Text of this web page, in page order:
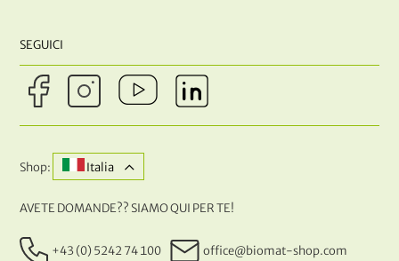
SEGUICI
Shop: Italia
AVETE DOMANDE?? SIAMO QUI PER TE!
+43 (0) 5242 74 100 office@biomat-shop.com